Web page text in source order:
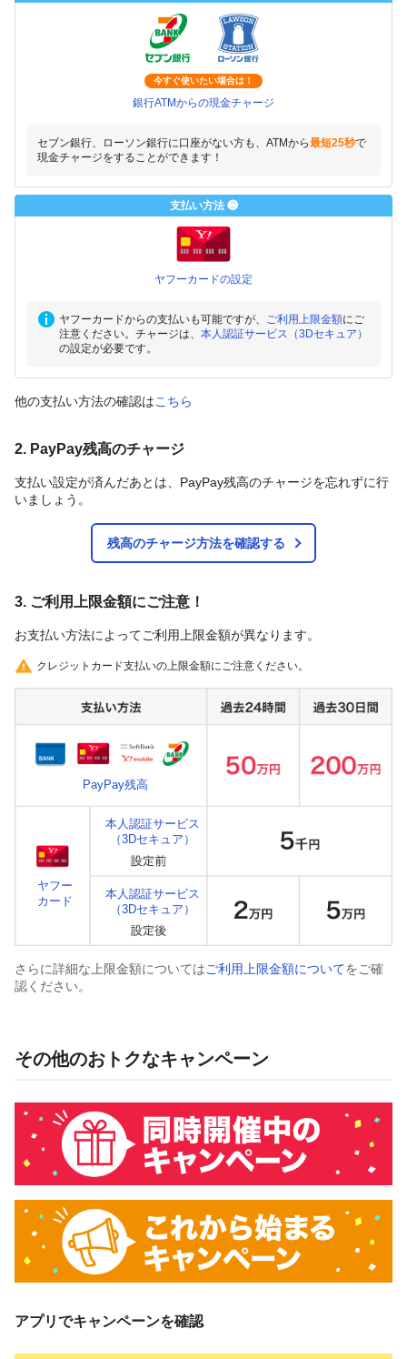
今すぐ使いたい場合は！
銀行ATMからの現金チャージ
セブン銀行、ローソン銀行に口座がない方も、ATMから最短25秒で
現金チャージをすることができます！
支払い方法 ❸
ヤフーカードの設定
ヤフーカードからの支払いも可能ですが、 ご利用上限金額にご
注意ください。チャージは、 本人認証サービス（3Dセキュア）
の設定が必要です。
他の支払い方法の確認はこちら
2. PayPay残高のチャージ
支払い設定が済んだあとは、PayPay残高のチャージを忘れずに行
いましょう。
残高のチャージ方法を確認する
3. ご利用上限金額にご注意！
お支払い方法によってご利用上限金額が異なります。
クレジットカード支払いの上限金額にご注意ください。
PayPay残高
ヤフー
カード
本人認証サービス
（3Dセキュア）
本人認証サービス
（3Dセキュア）
さらに詳細な上限金額についてはご利用上限金額についてをご確
認ください。
その他のおトクなキャンペーン
アプリでキャンペーンを確認